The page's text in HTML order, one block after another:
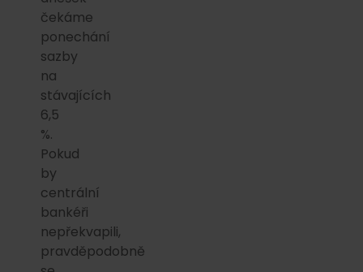
čekáme
ponechání
sazby
na
stávajících
6,5
%.
Pokud
by
centrální
bankéři
nepřekvapili,
pravděpodobně